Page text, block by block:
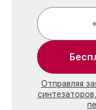
Отправляя